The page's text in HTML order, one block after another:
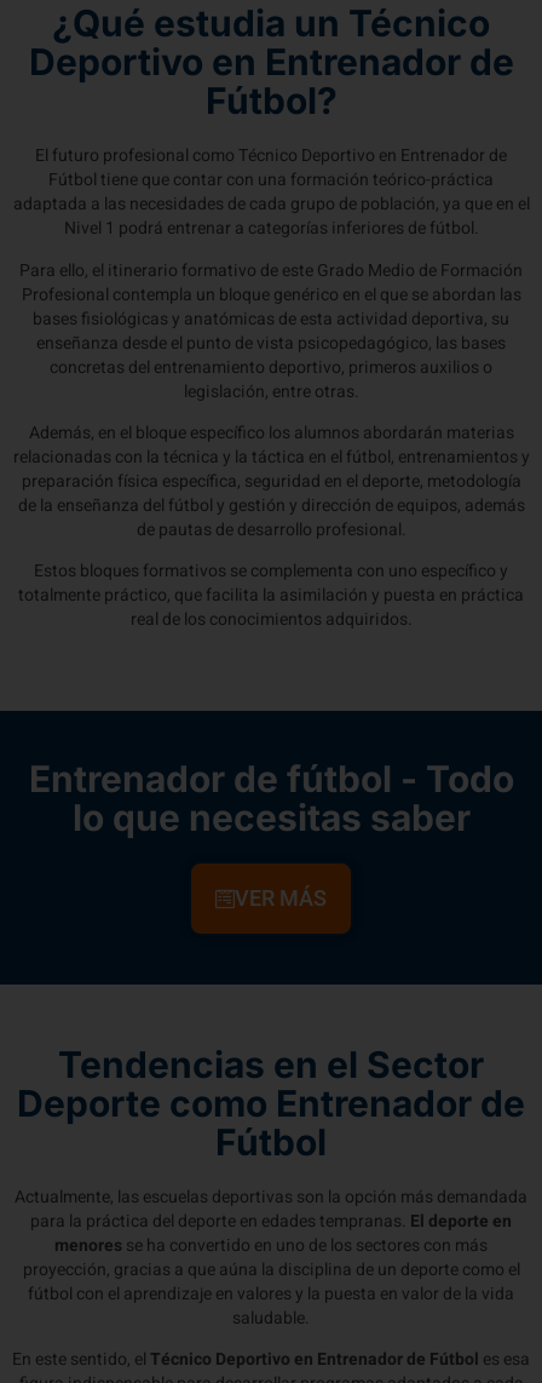
¿Qué estudia un Técnico
Deportivo en Entrenador de
Fútbol?
El futuro profesional como Técnico Deportivo en Entrenador de
Fútbol tiene que contar con una formación teórico-práctica
adaptada a las necesidades de cada grupo de población, ya que en el
Nivel 1 podrá entrenar a categorías inferiores de fútbol.
Para ello, el itinerario formativo de este Grado Medio de Formación
Profesional contempla un bloque genérico en el que se abordan las
bases fisiológicas y anatómicas de esta actividad deportiva, su
enseñanza desde el punto de vista psicopedagógico, las bases
concretas del entrenamiento deportivo, primeros auxilios o
legislación, entre otras.
Además, en el bloque específico los alumnos abordarán materias
relacionadas con la técnica y la táctica en el fútbol, entrenamientos y
preparación física específica, seguridad en el deporte, metodología
de la enseñanza del fútbol y gestión y dirección de equipos, además
de pautas de desarrollo profesional.
Estos bloques formativos se complementa con uno específico y
totalmente práctico, que facilita la asimilación y puesta en práctica
real de los conocimientos adquiridos.
Entrenador de fútbol - Todo
lo que necesitas saber
VER MÁS
Tendencias en el Sector
Deporte como Entrenador de
Fútbol
Actualmente, las escuelas deportivas son la opción más demandada
para la práctica del deporte en edades tempranas. El deporte en
menores se ha convertido en uno de los sectores con más
proyección, gracias a que aúna la disciplina de un deporte como el
fútbol con el aprendizaje en valores y la puesta en valor de la vida
saludable.
En este sentido, elTécnico Deportivo en Entrenador de Fútbol es esa